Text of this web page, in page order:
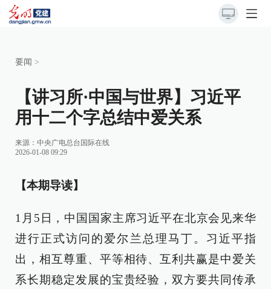
要闻 >
【讲习所·中国与世界】习近平
用十二个字总结中爱关系
来源： 中央广电总台国际在线
2026-01-08 09:29
【本期导读】
1月5日，中国国家主席习近平在北京会见来华
进行正式访问的爱尔兰总理马丁。习近平指
出，相互尊重、平等相待、互利共赢是中爱关
系长期稳定发展的宝贵经验，双方要共同传承